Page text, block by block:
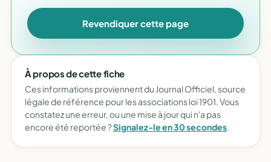
Revendiquer cette page
À propos de cette fiche
Ces informations proviennent du Journal Officiel, source
légale de référence pour les associations loi 1901. Vous
constatez une erreur, ou une mise à jour qui n'a pas
encore été reportée ?Signalez-le en 30 secondes.